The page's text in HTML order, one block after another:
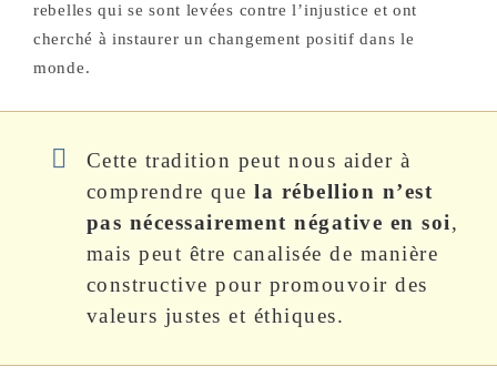
rebelles qui se sont levées contre l’injustice et ont
cherché à instaurer un changement positif dans le
monde.
Cette tradition peut nous aider à
comprendre que la rébellion n’est
pas nécessairement négative en soi,
mais peut être canalisée de manière
constructive pour promouvoir des
valeurs justes et éthiques.